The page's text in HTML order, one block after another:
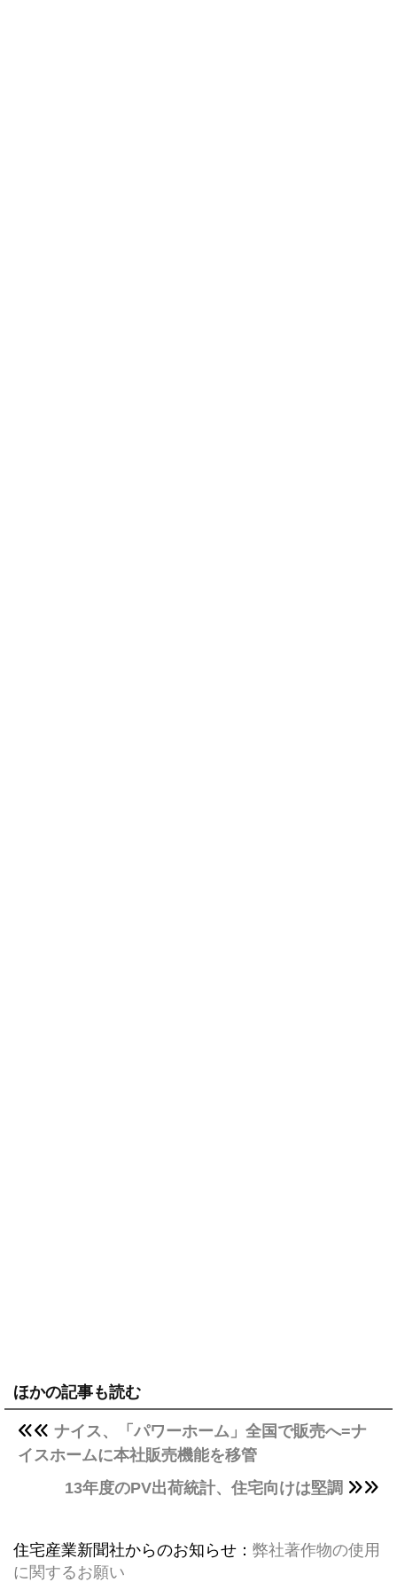
ほかの記事も読む
ナイス、「パワーホーム」全国で販売へ=ナ
イスホームに本社販売機能を移管
13年度のPV出荷統計、住宅向けは堅調
住宅産業新聞社からのお知らせ： 弊社著作物の使用
に関するお願い